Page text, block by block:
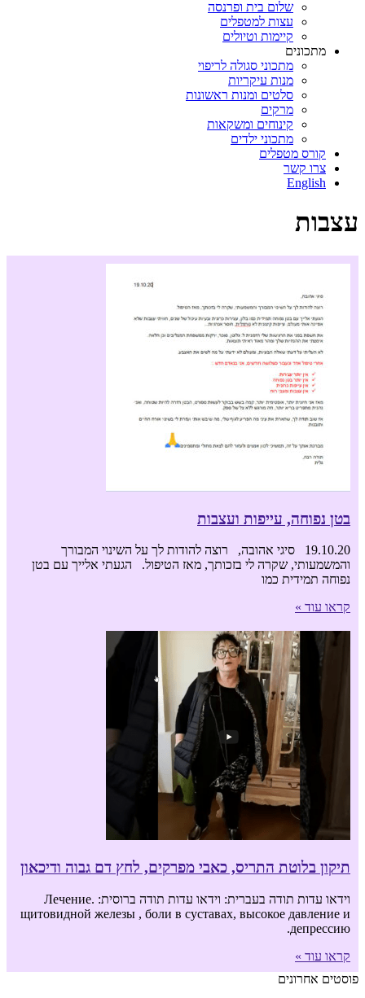
שלום בית ופרנסה
עצות למטפלים
קיימות וטיולים
מתכונים
מתכוני סגולה לריפוי
מנות עיקריות
סלטים ומנות ראשונות
מרקים
קינוחים ומשקאות
מתכוני ילדים
קורס מטפלים
צרו קשר
English
עצבות
בטן נפוחה, עייפות ועצבות
19.10.20 סיגי אהובה, רוצה להודות לך על השינוי המבורך
והמשמעותי, שקרה לי בזכותך, מאז הטיפול. הגעתי אלייך עם בטן
נפוחה תמידית כמו
קראו עוד »
תיקון בלוטת התריס, כאבי מפרקים, לחץ דם גבוה ודיכאון
וידאו עדות תודה בעברית: וידאו עדות תודה ברוסית: .Лечение
щитовидной железы , боли в суставах, высокое давление и
депрессию.
קראו עוד »
פוסטים אחרונים